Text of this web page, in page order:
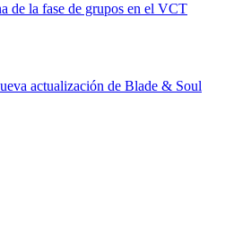
de la fase de grupos en el VCT
actualización de Blade & Soul